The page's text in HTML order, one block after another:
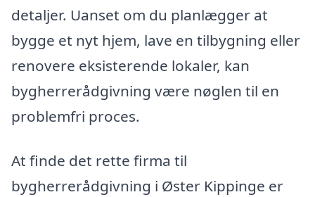
detaljer. Uanset om du planlægger at
bygge et nyt hjem, lave en tilbygning eller
renovere eksisterende lokaler, kan
bygherrerådgivning være nøglen til en
problemfri proces.
At finde det rette firma til
bygherrerådgivning i Øster Kippinge er